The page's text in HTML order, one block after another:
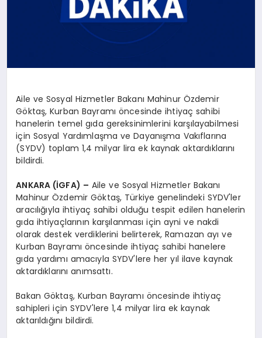
Aile ve Sosyal Hizmetler Bakanı Mahinur Özdemir
Göktaş, Kurban Bayramı öncesinde ihtiyaç sahibi
hanelerin temel gıda gereksinimlerini karşılayabilmesi
için Sosyal Yardımlaşma ve Dayanışma Vakıflarına
(SYDV) toplam 1,4 milyar lira ek kaynak aktardıklarını
bildirdi.
ANKARA (İGFA) – Aile ve Sosyal Hizmetler Bakanı
Mahinur Özdemir Göktaş, Türkiye genelindeki SYDV'ler
aracılığıyla ihtiyaç sahibi olduğu tespit edilen hanelerin
gıda ihtiyaçlarının karşılanması için ayni ve nakdi
olarak destek verdiklerini belirterek, Ramazan ayı ve
Kurban Bayramı öncesinde ihtiyaç sahibi hanelere
gıda yardımı amacıyla SYDV'lere her yıl ilave kaynak
aktardıklarını anımsattı.
Bakan Göktaş, Kurban Bayramı öncesinde ihtiyaç
sahipleri için SYDV'lere 1,4 milyar lira ek kaynak
aktarıldığını bildirdi.